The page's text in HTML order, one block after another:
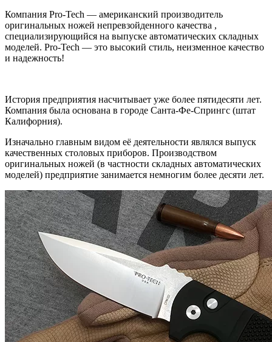
Компания Pro-Tech — американский производитель
оригинальных ножей непревзойденного качества ,
специализирующийся на выпуске автоматических складных
моделей. Pro-Tech — это высокий стиль, неизменное качество
и надежность!
История предприятия насчитывает уже более пятидесяти лет.
Компания была основана в городе Санта-Фе-Спрингс (штат
Калифорния).
Изначально главным видом её деятельности являлся выпуск
качественных столовых приборов. Производством
оригинальных ножей (в частности складных автоматических
моделей) предприятие занимается немногим более десяти лет.